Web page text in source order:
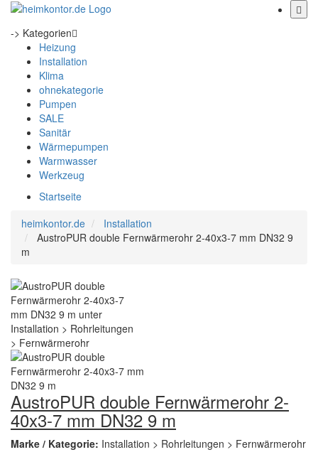
-> Kategorien
Heizung
Installation
Klima
ohnekategorie
Pumpen
SALE
Sanitär
Wärmepumpen
Warmwasser
Werkzeug
Startseite
heimkontor.de
Installation
AustroPUR double Fernwärmerohr 2-40x3-7 mm DN32 9
m
AustroPUR double Fernwärmerohr 2-
40x3-7 mm DN32 9 m
Marke / Kategorie: Installation > Rohrleitungen > Fernwärmerohr